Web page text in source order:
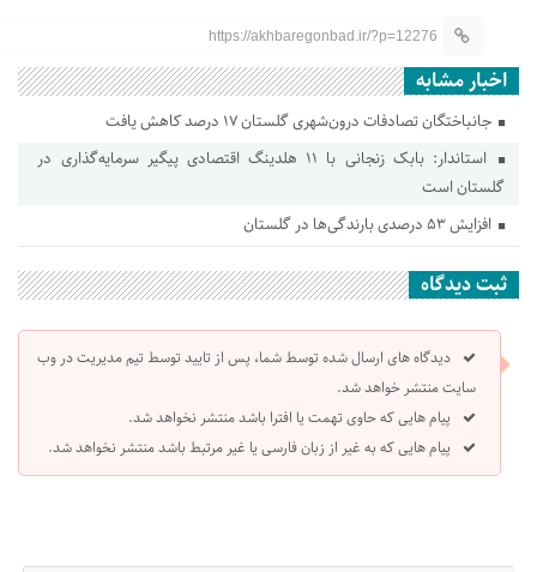
https://akhbaregonbad.ir/?p=12276
اخبار مشابه
جانباختگان تصادفات درون‌شهری گلستان ۱۷ درصد کاهش یافت
استاندار: بابک زنجانی با ۱۱ هلدینگ اقتصادی پیگیر سرمایه‌گذاری در
گلستان است
افزایش ۵۳ درصدی بارندگی‌ها در گلستان
ثبت دیدگاه
دیدگاه های ارسال شده توسط شما، پس از تایید توسط تیم مدیریت در وب
سایت منتشر خواهد شد.
پیام هایی که حاوی تهمت یا افترا باشد منتشر نخواهد شد.
پیام هایی که به غیر از زبان فارسی یا غیر مرتبط باشد منتشر نخواهد شد.